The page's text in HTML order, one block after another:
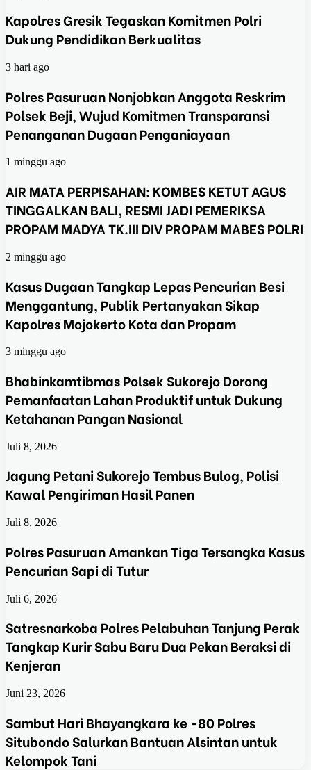
Kapolres Gresik Tegaskan Komitmen Polri
Dukung Pendidikan Berkualitas
3 hari ago
Polres Pasuruan Nonjobkan Anggota Reskrim
Polsek Beji, Wujud Komitmen Transparansi
Penanganan Dugaan Penganiayaan
1 minggu ago
AIR MATA PERPISAHAN: KOMBES KETUT AGUS
TINGGALKAN BALI, RESMI JADI PEMERIKSA
PROPAM MADYA TK.III DIV PROPAM MABES POLRI
2 minggu ago
Kasus Dugaan Tangkap Lepas Pencurian Besi
Menggantung, Publik Pertanyakan Sikap
Kapolres Mojokerto Kota dan Propam
3 minggu ago
Bhabinkamtibmas Polsek Sukorejo Dorong
Pemanfaatan Lahan Produktif untuk Dukung
Ketahanan Pangan Nasional
Juli 8, 2026
Jagung Petani Sukorejo Tembus Bulog, Polisi
Kawal Pengiriman Hasil Panen
Juli 8, 2026
Polres Pasuruan Amankan Tiga Tersangka Kasus
Pencurian Sapi di Tutur
Juli 6, 2026
Satresnarkoba Polres Pelabuhan Tanjung Perak
Tangkap Kurir Sabu Baru Dua Pekan Beraksi di
Kenjeran
Juni 23, 2026
Sambut Hari Bhayangkara ke -80 Polres
Situbondo Salurkan Bantuan Alsintan untuk
Kelompok Tani